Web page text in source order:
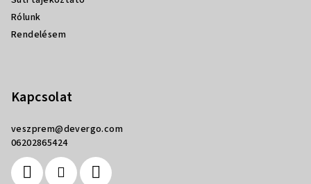
Rólunk
Rendelésem
Kapcsolat
veszprem@devergo.com
06202865424